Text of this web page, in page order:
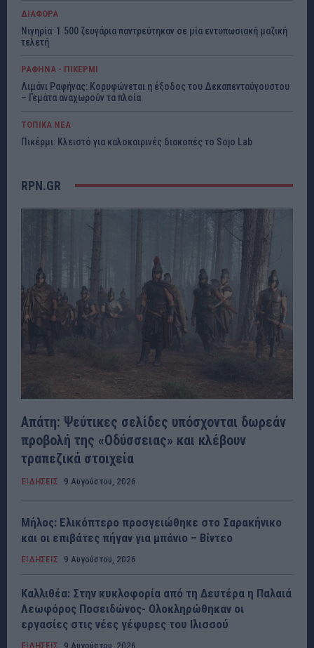
ΔΙΑΦΟΡΑ
Νιγηρία: 1.500 ζευγάρια παντρεύτηκαν σε μία εντυπωσιακή μαζική
τελετή
ΡΑΦΗΝΑ - ΠΙΚΕΡΜΙ
Λιμάνι Ραφήνας: Κορυφώνεται η έξοδος του Δεκαπενταύγουστου
– Γεμάτα αναχωρούν τα πλοία
ΤΟΠΙΚΑ ΝΕΑ
Πικέρμι: Κλειστό για καλοκαιρινές διακοπές το Sojo Lab
RPN.GR
Απάτη: Ψεύτικες σελίδες υπόσχονται δωρεάν
προβολή της «Οδύσσειας» και κλέβουν
τραπεζικά στοιχεία
ΕΙΔΗΣΕΙΣ 9 Αυγούστου, 2026
Μήλος: Ελικόπτερο προσγειώθηκε στο Σαρακήνικο
και οι επιβάτες πήγαν για μπάνιο – Βίντεο
ΕΙΔΗΣΕΙΣ 9 Αυγούστου, 2026
Καλλιθέα: Στην κυκλοφορία από τη Δευτέρα η Παλαιά
Λεωφόρος Ποσειδώνος- Ολοκληρώθηκαν οι
εργασίες στις νέες γέφυρες του Ιλισσού
ΕΙΔΗΣΕΙΣ 9 Αυγούστου, 2026